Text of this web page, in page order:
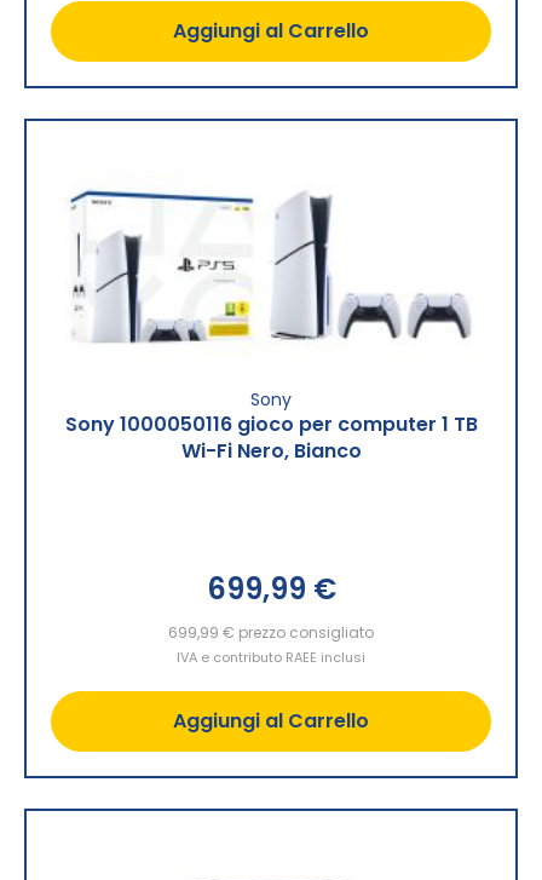
Aggiungi al Carrello
Sony
Sony 1000050116 gioco per computer 1 TB
Wi-Fi Nero, Bianco
699,99 €
699,99 € prezzo consigliato
IVA e contributo RAEE inclusi
Aggiungi al Carrello